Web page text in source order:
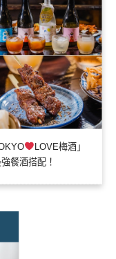
LOVE梅酒」
餐酒搭配！